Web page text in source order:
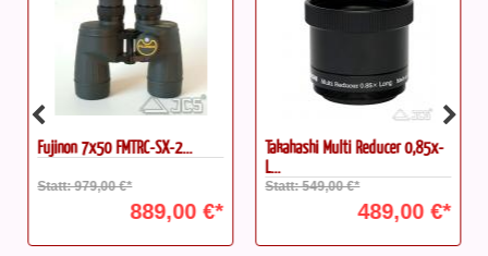
Fujinon 7x50 FMTRC-SX-2...
Statt: 979,00 €*
889,00 €*
Takahashi Multi Reducer 0,85x-
L...
Statt: 549,00 €*
489,00 €*